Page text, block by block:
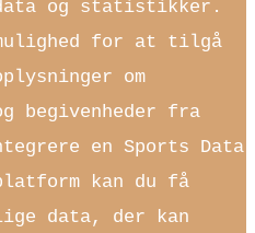
og statistikker.
for at tilgå
om
begivenheder fra
en Sports Data
kan du få
data, der kan